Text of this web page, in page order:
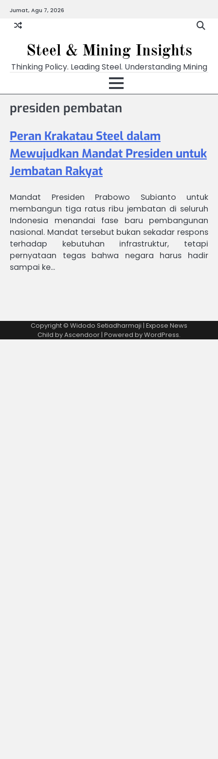
content
Jumat, Agu 7, 2026
Steel & Mining Insights
Thinking Policy. Leading Steel. Understanding Mining
presiden pembatan
Peran Krakatau Steel dalam
Mewujudkan Mandat Presiden untuk
Jembatan Rakyat
Mandat Presiden Prabowo Subianto untuk
membangun tiga ratus ribu jembatan di seluruh
Indonesia menandai fase baru pembangunan
nasional. Mandat tersebut bukan sekadar respons
terhadap kebutuhan infrastruktur, tetapi
pernyataan tegas bahwa negara harus hadir
sampai ke…
Copyright © Widodo Setiadharmaji | Expose News
Child byAscendoor| Powered byWordPress.